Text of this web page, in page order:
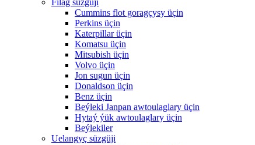
Filag süzgüji
Cummins flot goragçysy üçin
Perkins üçin
Katerpillar üçin
Komatsu üçin
Mitsubish üçin
Volvo üçin
Jon sugun üçin
Donaldson üçin
Benz üçin
Beýleki Janpan awtoulaglary üçin
Hytaý ýük awtoulaglary üçin
Beýlekiler
Uelangyç süzgüji